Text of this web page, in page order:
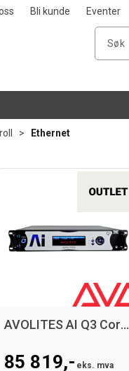
Bli kunde Eventer
> Ethernet
AVOLITES AI Q3 Core server, B-Vare
85 819,- eks. mva